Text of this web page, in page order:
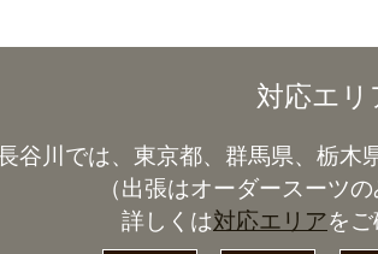
対応エリ
谷川では、東京都、群馬県、栃木
（出張はオーダースーツ
詳しくは対応エリアをご